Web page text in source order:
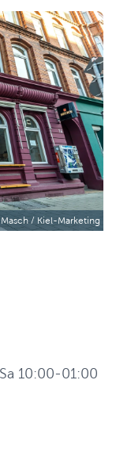
/ Kiel-Marketing
10:00-01:00